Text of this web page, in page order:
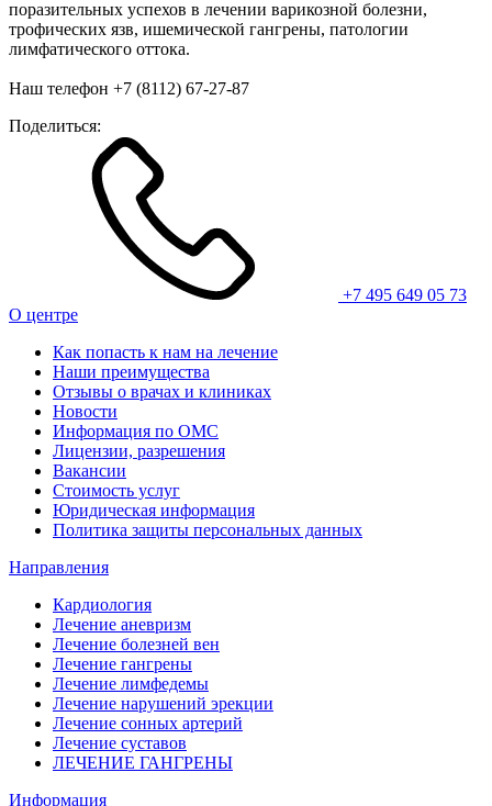
поразительных успехов в лечении варикозной болезни,
трофических язв, ишемической гангрены, патологии
лимфатического оттока.
Наш телефон +7 (8112) 67-27-87
Поделиться:
+7 495 649 05 73
О центре
Как попасть к нам на лечение
Наши преимущества
Отзывы о врачах и клиниках
Новости
Информация по ОМС
Лицензии, разрешения
Вакансии
Стоимость услуг
Юридическая информация
Политика защиты персональных данных
Направления
Кардиология
Лечение аневризм
Лечение болезней вен
Лечение гангрены
Лечение лимфедемы
Лечение нарушений эрекции
Лечение сонных артерий
Лечение суставов
ЛЕЧЕНИЕ ГАНГРЕНЫ
Информация